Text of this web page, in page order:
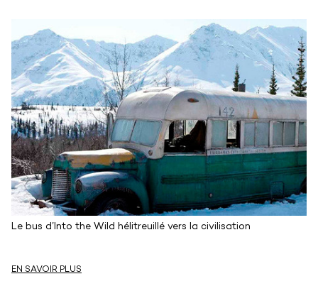
Le bus d’Into the Wild hélitreuillé vers la civilisation
EN SAVOIR PLUS